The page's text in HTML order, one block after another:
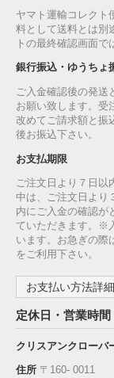
ヤマト運輸コレクト
料として送料とは別
トの最終確認画面で
銀行振込・ゆうちょ
ご入金確認後の発送
お願い致します。受
改めてご請求額と振
後お振込下さい。
お支払期限
ご注文日より７日以
中は、ご注文日より
内にご入金の確認が
ていただきます。※
います。お急ぎの際
をご利用下さい。
お支払い方法詳
定休日・営業時間
クリスアンクローバ
住所 〒160‐ 0011